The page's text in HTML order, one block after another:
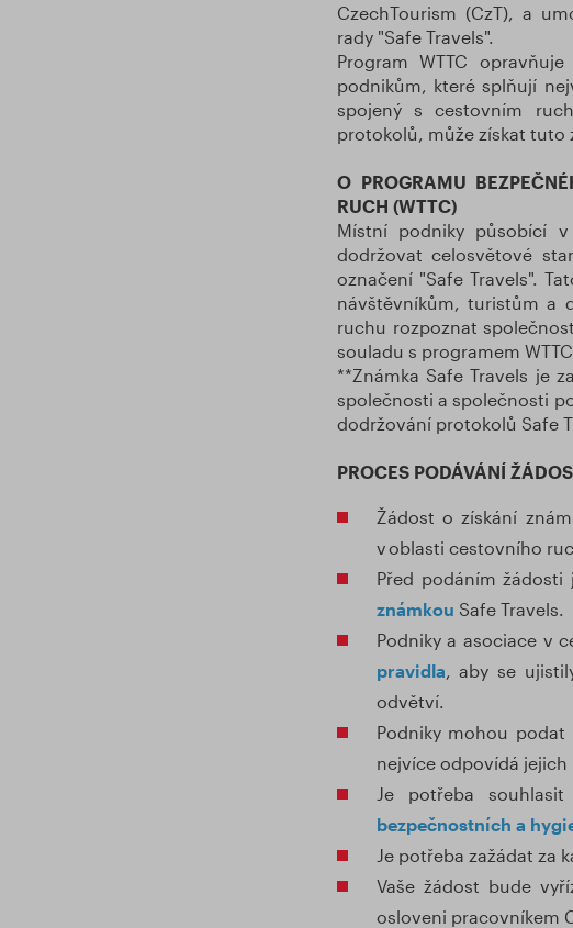
CzechTourism (CzT), a
rady "Safe Travels".
Program WTTC
podnikům, které splňují
spojený s cestovním
protokolů, může získat tuto
O PROGRAMU
RUCH (WTTC)
Místní podniky působící
dodržovat celosvětové
označení "Safe Travels".
návštěvníkům, turistům a
ruchu rozpoznat
souladu s programem
**Známka Safe Travels je
společnosti a společnosti
dodržování protokolů Safe
PROCES PODÁVÁNÍ
Žádost o získání
v oblasti cestovního
Před podáním
známkou Safe Travels.
Podniky a asociace v
pravidla, aby se
odvětví.
Podniky mohou
nejvíce odpovídá
Je potřeba
bezpečnostních a
Je potřeba zažádat za
Vaše žádost bude
osloveni pracovníkem